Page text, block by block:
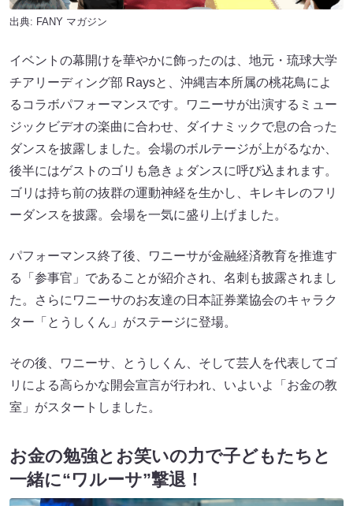
出典: FANY マガジン
イベントの幕開けを華やかに飾ったのは、地元・琉球大学
チアリーディング部 Raysと、沖縄吉本所属の桃花鳥によ
るコラボパフォーマンスです。ワニーサが出演するミュー
ジックビデオの楽曲に合わせ、ダイナミックで息の合った
ダンスを披露しました。会場のボルテージが上がるなか、
後半にはゲストのゴリも急きょダンスに呼び込まれます。
ゴリは持ち前の抜群の運動神経を生かし、キレキレのフリ
ーダンスを披露。会場を一気に盛り上げました。
パフォーマンス終了後、ワニーサが金融経済教育を推進す
る「参事官」であることが紹介され、名刺も披露されまし
た。さらにワニーサのお友達の日本証券業協会のキャラク
ター「とうしくん」がステージに登場。
その後、ワニーサ、とうしくん、そして芸人を代表してゴ
リによる高らかな開会宣言が行われ、いよいよ「お金の教
室」がスタートしました。
お金の勉強とお笑いの力で子どもたちと
一緒に“ワルーサ”撃退！